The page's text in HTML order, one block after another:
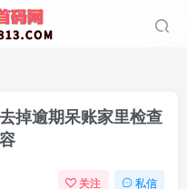
掉逾期呆账家里检查
关注 私信